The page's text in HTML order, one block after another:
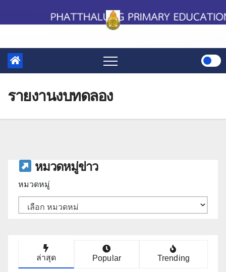
รายงานงบทดลอง
หมวดหมู่ข่าว
หมวดหมู่
ล่าสุด Popular Trending